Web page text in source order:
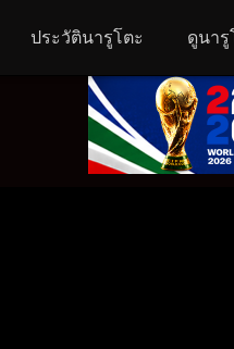
ประวัตินารูโตะ ดูนารู